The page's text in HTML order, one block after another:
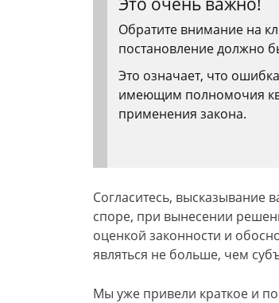
Обратите внимание на
постановление должно
Это означает, что
имеющим полномочия
применения закона.
Согласитесь, высказывание
споре, при вынесении
оценкой законности и
являться не больше, чем
Мы уже привели краткое и